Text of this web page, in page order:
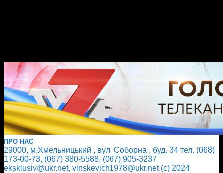
ПРО НАС
29000, м.Хмельницький , вул. Соборна , буд. 34 тел. (068)
173-00-73, (067) 380-5588, (067) 905-3237
eksklusiv@ukr.net, vinskevich1978@ukr.net (с) 2024